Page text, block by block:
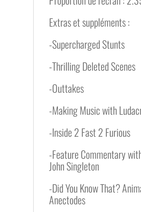
Extras et suppléments :
-Supercharged Stunts
-Thrilling Deleted Scenes
-Outtakes
-Making Music with
-Inside 2 Fast 2 Furious
-Feature Commentary
John Singleton
-Did You Know That?
Anectodes